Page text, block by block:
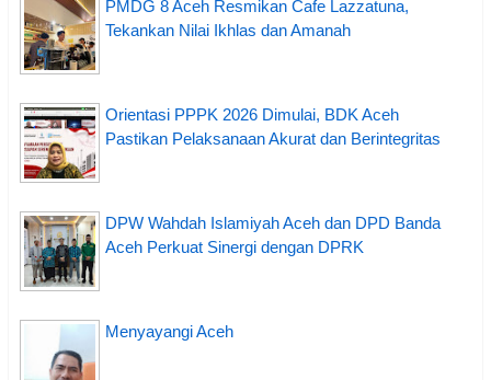
PMDG 8 Aceh Resmikan Cafe Lazzatuna,
Tekankan Nilai Ikhlas dan Amanah
Orientasi PPPK 2026 Dimulai, BDK Aceh
Pastikan Pelaksanaan Akurat dan Berintegritas
DPW Wahdah Islamiyah Aceh dan DPD Banda
Aceh Perkuat Sinergi dengan DPRK
Menyayangi Aceh